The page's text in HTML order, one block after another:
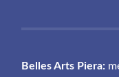
Belles Arts Piera: